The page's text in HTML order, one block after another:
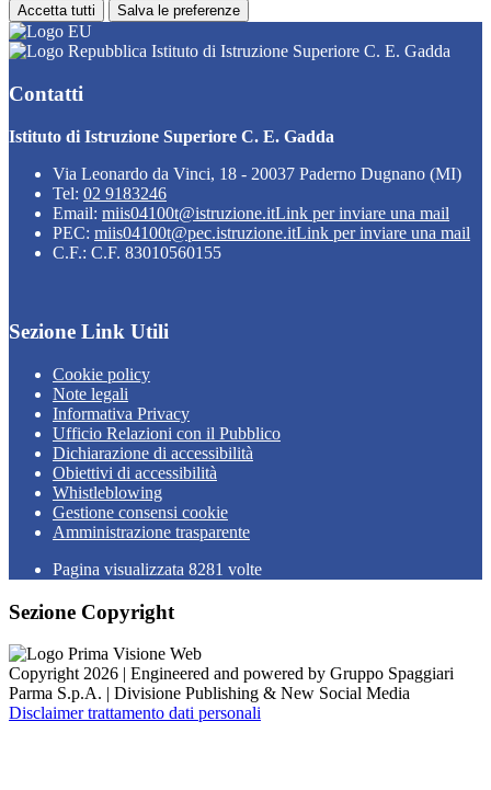
Accetta tutti Salva le preferenze
Istituto di Istruzione Superiore C. E. Gadda
Contatti
Istituto di Istruzione Superiore C. E. Gadda
Via Leonardo da Vinci, 18 - 20037 Paderno Dugnano (MI)
Tel: 02 9183246
Email: miis04100t@istruzione.itLink per inviare una mail
PEC: miis04100t@pec.istruzione.itLink per inviare una mail
C.F.: C.F. 83010560155
Sezione Link Utili
Cookie policy
Note legali
Informativa Privacy
Ufficio Relazioni con il Pubblico
Dichiarazione di accessibilità
Obiettivi di accessibilità
Whistleblowing
Gestione consensi cookie
Amministrazione trasparente
Pagina visualizzata 8281 volte
Sezione Copyright
Copyright 2026 | Engineered and powered by Gruppo Spaggiari
Parma S.p.A. | Divisione Publishing & New Social Media
Disclaimer trattamento dati personali